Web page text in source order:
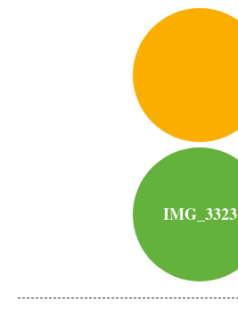
IMG_3323